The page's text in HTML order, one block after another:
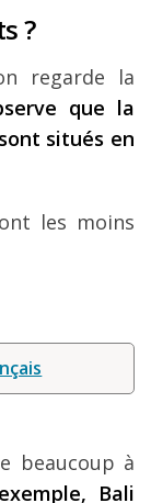
?
regarde la
que la
situés en
les moins
beaucoup à
Bali